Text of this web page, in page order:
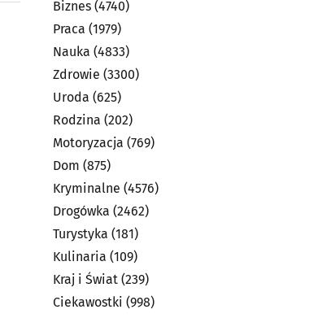
Biznes (4740)
Praca (1979)
Nauka (4833)
Zdrowie (3300)
Uroda (625)
Rodzina (202)
Motoryzacja (769)
Dom (875)
Kryminalne (4576)
Drogówka (2462)
Turystyka (181)
Kulinaria (109)
Kraj i Świat (239)
Ciekawostki (998)